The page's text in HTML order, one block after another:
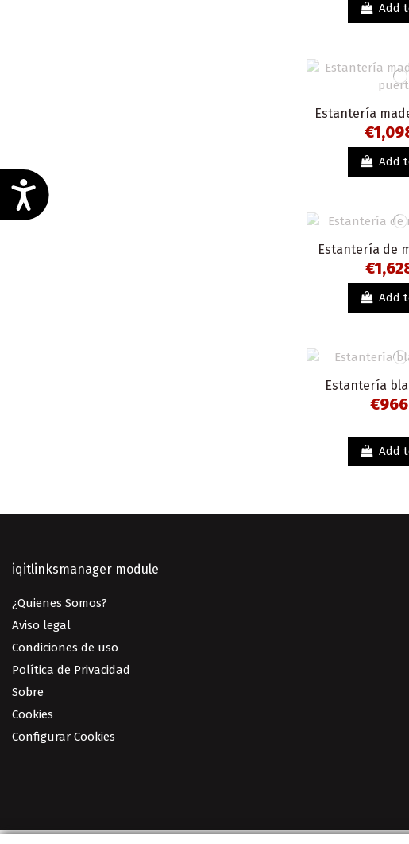
Add
Estantería
Add
Estantería de
Add
Estantería
Add
iqitlinksmanager module
¿Quienes Somos?
Aviso legal
Condiciones de uso
Política de Privacidad
Sobre
Cookies
Configurar Cookies